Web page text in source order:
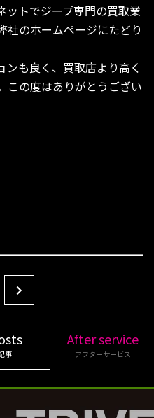
ットでジープ専門の買取業
社のホームページにたどり
も良く、買取店より高く
この度はありがとうござい
事
After service
アフターサービス